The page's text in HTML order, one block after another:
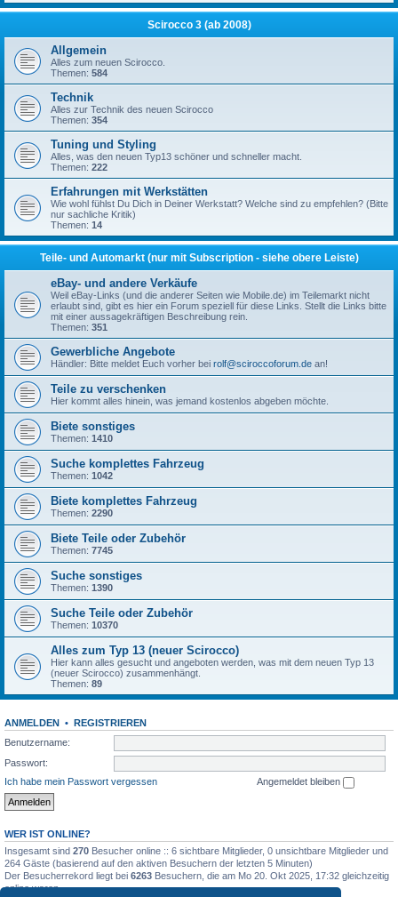
Scirocco 3 (ab 2008)
Allgemein
Alles zum neuen Scirocco.
Themen: 584
Technik
Alles zur Technik des neuen Scirocco
Themen: 354
Tuning und Styling
Alles, was den neuen Typ13 schöner und schneller macht.
Themen: 222
Erfahrungen mit Werkstätten
Wie wohl fühlst Du Dich in Deiner Werkstatt? Welche sind zu empfehlen? (Bitte
nur sachliche Kritik)
Themen: 14
Teile- und Automarkt (nur mit Subscription - siehe obere Leiste)
eBay- und andere Verkäufe
Weil eBay-Links (und die anderer Seiten wie Mobile.de) im Teilemarkt nicht
erlaubt sind, gibt es hier ein Forum speziell für diese Links. Stellt die Links bitte
mit einer aussagekräftigen Beschreibung rein.
Themen: 351
Gewerbliche Angebote
Händler: Bitte meldet Euch vorher bei rolf@sciroccoforum.de an!
Teile zu verschenken
Hier kommt alles hinein, was jemand kostenlos abgeben möchte.
Biete sonstiges
Themen: 1410
Suche komplettes Fahrzeug
Themen: 1042
Biete komplettes Fahrzeug
Themen: 2290
Biete Teile oder Zubehör
Themen: 7745
Suche sonstiges
Themen: 1390
Suche Teile oder Zubehör
Themen: 10370
Alles zum Typ 13 (neuer Scirocco)
Hier kann alles gesucht und angeboten werden, was mit dem neuen Typ 13
(neuer Scirocco) zusammenhängt.
Themen: 89
ANMELDEN • REGISTRIEREN
Benutzername:
Passwort:
Ich habe mein Passwort vergessen
Angemeldet bleiben
WER IST ONLINE?
Insgesamt sind 270 Besucher online :: 6 sichtbare Mitglieder, 0 unsichtbare Mitglieder und
264 Gäste (basierend auf den aktiven Besuchern der letzten 5 Minuten)
Der Besucherrekord liegt bei 6263 Besuchern, die am Mo 20. Okt 2025, 17:32 gleichzeitig
online waren.